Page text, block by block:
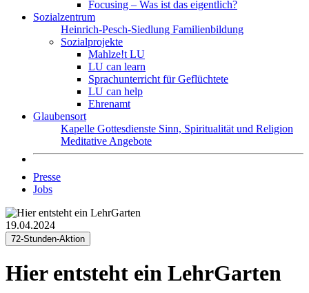
Focusing – Was ist das eigentlich?
Sozialzentrum
Heinrich-Pesch-Siedlung Familienbildung
Sozialprojekte
Mahlze!t LU
LU can learn
Sprachunterricht für Geflüchtete
LU can help
Ehrenamt
Glaubensort
Kapelle Gottesdienste Sinn, Spiritualität und Religion
Meditative Angebote
Presse
Jobs
19.04.2024
72-Stunden-Aktion
Hier entsteht ein LehrGarten